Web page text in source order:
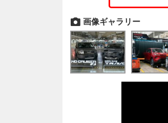
画像ギャラリー